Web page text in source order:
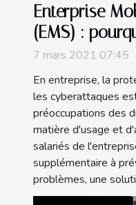
Enterprise
(EMS) :
important ?
7 mars 2021 07:45
En entreprise, la
les cyberattaques
préoccupations des
matière d'usage et
salariés de
supplémentaire à
problèmes, une